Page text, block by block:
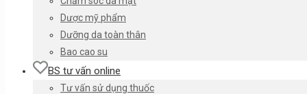
Dược mỹ phẩm
Dưỡng da toàn thân
Bao cao su
BS tư vấn online
Tư vấn sử dụng thuốc